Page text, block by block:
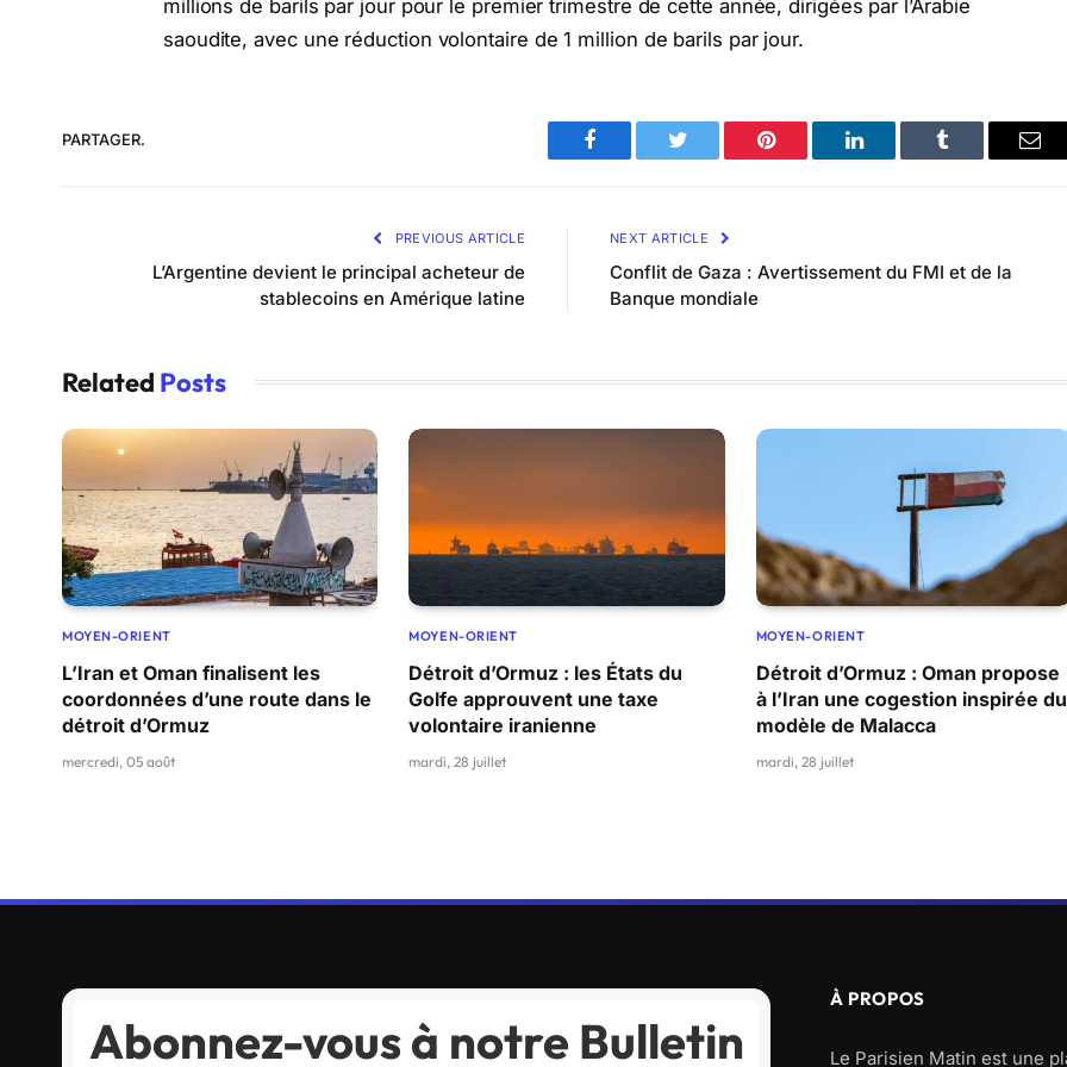
millions de barils par jour pour le premier trimestre de cette année, dirigées par l’Arabie
saoudite, avec une réduction volontaire de 1 million de barils par jour.
PARTAGER.
Facebook Twitter Pinterest LinkedIn Tumblr
PREVIOUS ARTICLE
L’Argentine devient le principal acheteur de
stablecoins en Amérique latine
NEXT ARTICLE
Conflit de Gaza : Avertissement du FMI et de la
Banque mondiale
Related Posts
MOYEN-ORIENT
L’Iran et Oman finalisent les
coordonnées d’une route dans le
détroit d’Ormuz
mercredi, 05 août
MOYEN-ORIENT
Détroit d’Ormuz : les États du
Golfe approuvent une taxe
volontaire iranienne
mardi, 28 juillet
MOYEN-ORIENT
Détroit d’Ormuz : Oman propose
à l’Iran une cogestion inspirée du
modèle de Malacca
mardi, 28 juillet
Abonnez-vous à notre Bulletin
À PROPOS
Le Parisien Matin est une